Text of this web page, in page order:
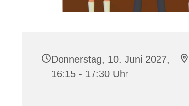
Donnerstag, 10. Juni 2027,
16:15 - 17:30 Uhr